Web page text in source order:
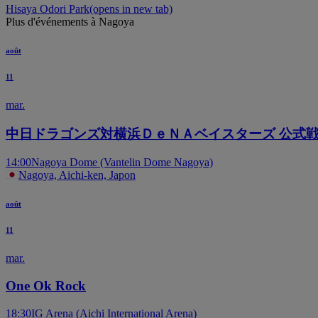
Hisaya Odori Park(opens in new tab)
Plus d'événements à Nagoya
août
11
mar.
中日ドラゴンズ対横浜ＤｅＮＡベイスターズ 公式
14:00Nagoya Dome (Vantelin Dome Nagoya)
Nagoya, Aichi-ken, Japon
août
11
mar.
One Ok Rock
18:30IG Arena (Aichi International Arena)